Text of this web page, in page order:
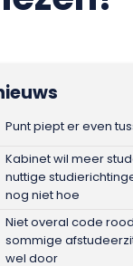
Punt piept er even
Kabinet wil meer
nuttige
nog niet hoe
Niet overal code
sommige
wel door